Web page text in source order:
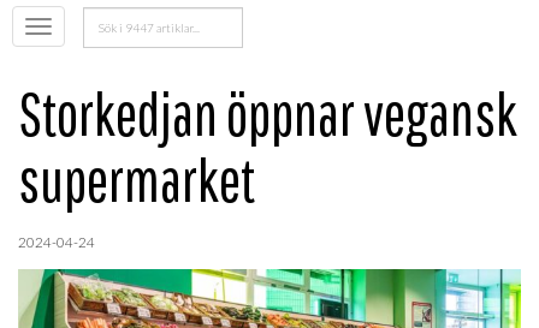
Öppna
menyn
Sök
efter:
Storkedjan öppnar vegansk
supermarket
2024-04-24